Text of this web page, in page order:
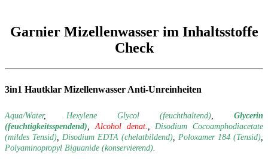
Garnier Mizellenwasser im Inhaltsstoffe
Check
3in1 Hautklar Mizellenwasser Anti-Unreinheiten
Aqua/Water, Hexylene Glycol (feuchthaltend), Glycerin
(feuchtigkeitsspendend),Alcohol denat. ,Disodium Cocoamphodiacetate
(mildes Tensid), Disodium EDTA (chelatbildend), Poloxamer 184 (Tensid),
Polyaminopropyl Biguanide (konservierend).